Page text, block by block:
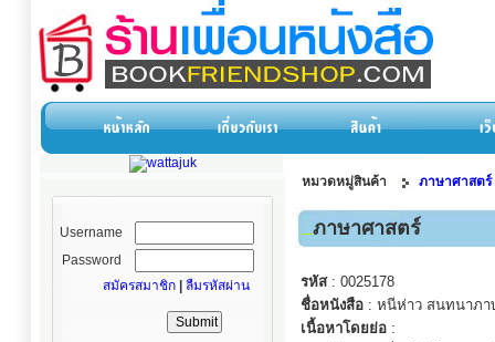
Username
Password
สมัครสมาชิก
ลืมรหัสผ่าน
หมวดหมู่สินค้า ภาษาศาสตร์
ภาษาศาสตร์
รหัส: 0025178
ชื่อหนังสือ : หนีห่าว สนทนาภ
เนื้อหาโดยย่อ :